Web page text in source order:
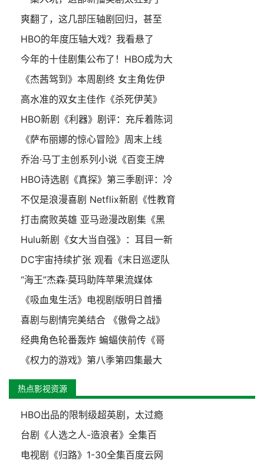
爽翻了，这几部压轴剧回归，甚至
HBO的年度压轴大戏？我看悬了
今年的十佳剧集公布了！HBO成为大
《杰茜驾到》本周剧终 女主角佐伊
高水准的双女主佳作《杀死伊芙》
HBO新剧《利器》剧评：充斥着陈词
《萨布丽娜的惊心冒险》周末上线
乔治·马丁主创系列小说《百变王牌
HBO诗选剧《真探》第三季剧评：冷
不仅是浪漫喜剧 Netflix新剧《性教育
打击腐败英雄 亚马逊漫改剧集《黑
Hulu新剧《女大当自强》：耳目一新
DC宇宙持续扩张 观看《末日巡逻队
“海王”杰森·莫玛助阵苹果流媒体
《吸血鬼生活》电视剧版明日首播
喜剧与剧情完美结合 《傲骨之战》
经典角色轮番轰炸 蝙蝠侠前传《哥
《权力的游戏》第八季第四集最大
热点影视资源
HBO出品的限制级超英剧，太过瘾
台剧《人选之人-造浪者》全集百
电视剧《归路》1-30全集百度云网